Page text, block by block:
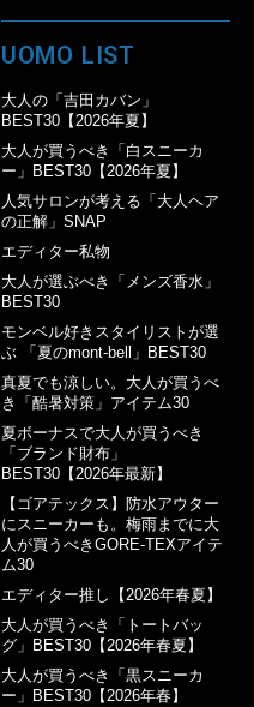
UOMO LIST
大人の「吉田カバン」
BEST30【2026年夏】
大人が買うべき「白スニーカ
ー」BEST30【2026年夏】
人気サロンが考える「大人ヘア
の正解」SNAP
エディター私物
大人が選ぶべき「メンズ香水」
BEST30
モンベル好きスタイリストが選
ぶ 「夏のmont-bell」BEST30
真夏でも涼しい。大人が買うべ
き「酷暑対策」アイテム30
夏ボーナスで大人が買うべき
「ブランド財布」
BEST30【2026年最新】
【ゴアテックス】防水アウター
にスニーカーも。梅雨までに大
人が買うべきGORE-TEXアイテ
ム30
エディター推し【2026年春夏】
大人が買うべき「トートバッ
グ」BEST30【2026年春夏】
大人が買うべき「黒スニーカ
ー」BEST30【2026年春】